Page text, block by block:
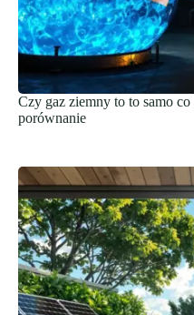
Czy gaz ziemny to to samo
porównanie